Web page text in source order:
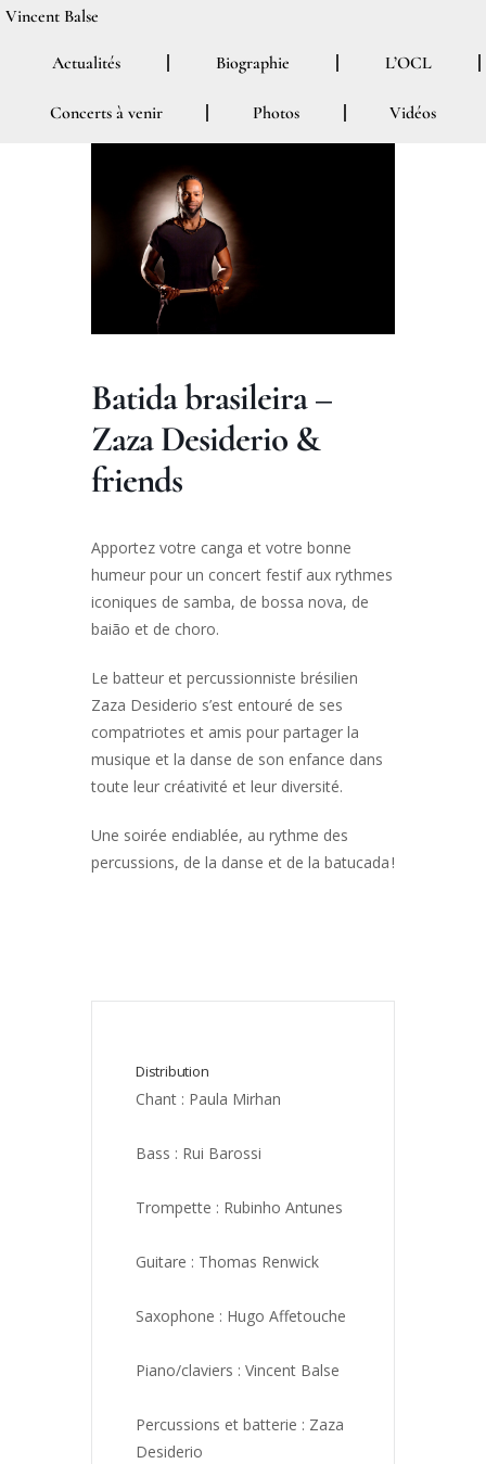
Aller
contenu
Vincent Balse
Actualités Biographie L’OCL
Concerts à venir Photos Vidéos
Batida brasileira –
Zaza Desiderio &
friends
Apportez votre canga et votre bonne
humeur pour un concert festif aux rythmes
iconiques de samba, de bossa nova, de
baião et de choro.
Le batteur et percussionniste brésilien
Zaza Desiderio s’est entouré de ses
compatriotes et amis pour partager la
musique et la danse de son enfance dans
toute leur créativité et leur diversité.
Une soirée endiablée, au rythme des
percussions, de la danse et de la batucada !
Distribution
Chant : Paula Mirhan
Bass : Rui Barossi
Trompette : Rubinho Antunes
Guitare : Thomas Renwick
Saxophone : Hugo Affetouche
Piano/claviers : Vincent Balse
Percussions et batterie : Zaza
Desiderio